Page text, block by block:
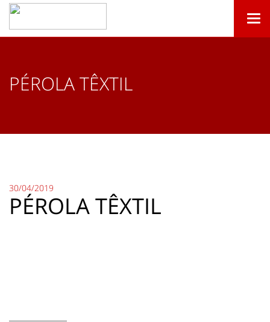
PÉROLA TÊXTIL
30/04/2019
PÉROLA TÊXTIL